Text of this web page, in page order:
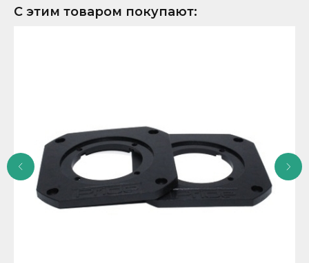
С этим товаром покупают: